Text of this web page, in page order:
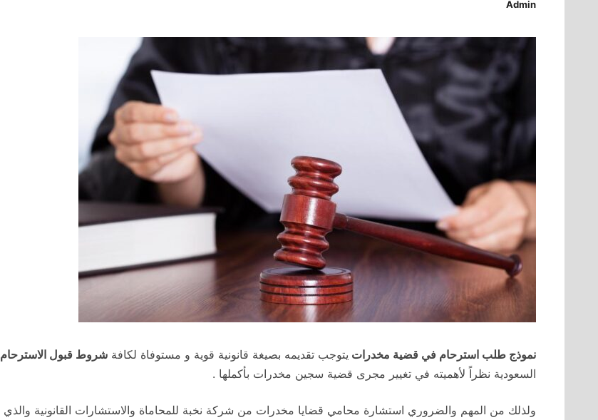
Admin
نموذج طلب استرحام في قضية مخدرات يتوجب تقديمه بصيغة قانونية قوية و مستوفاة لكافة شروط قبول الاسترحام
السعودية نظراً لأهميته في تغيير مجرى قضية سجين مخدرات بأكملها .
ولذلك من المهم والضروري استشارة محامي قضايا مخدرات من شركة نخبة للمحاماة والاستشارات القانونية والذي